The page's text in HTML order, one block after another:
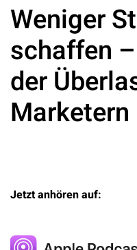
Weniger
schaffen
der
Marketern
Jetzt anhören auf: